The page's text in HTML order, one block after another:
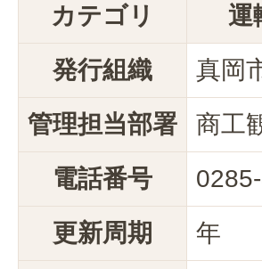
カテゴリ
運
発行組織
真岡
管理担当部署
商工
電話番号
更新周期
年